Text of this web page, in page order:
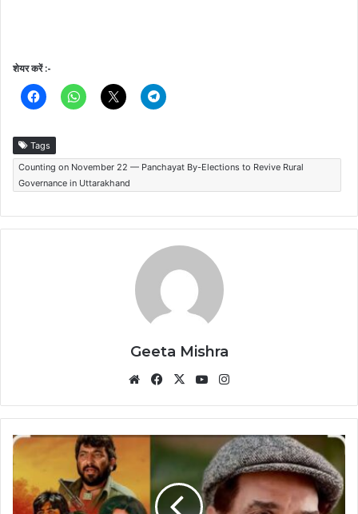
शेयर करें :-
Tags
Counting on November 22 — Panchayat By-Elections to Revive Rural
Governance in Uttarakhand
Geeta Mishra
WebsiteFacebook
X YouTube